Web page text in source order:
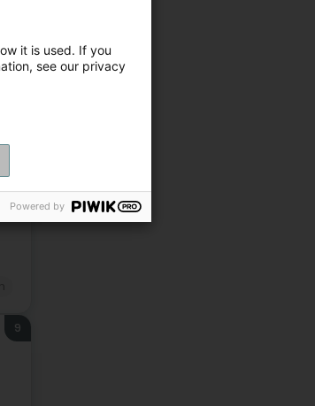
9
it is used. If you
see our privacy
Powered by